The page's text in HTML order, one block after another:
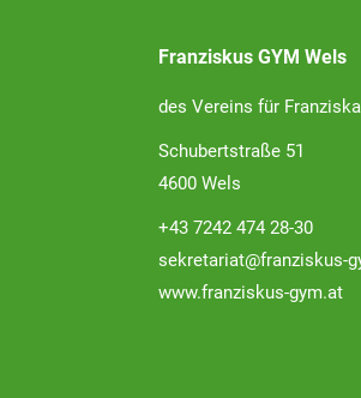
Franziskus GYM Wels
des Vereins für
Schubertstraße 51
4600 Wels
+43 7242 474 28-30
sekretariat@franziskus-
www.franziskus-gym.at